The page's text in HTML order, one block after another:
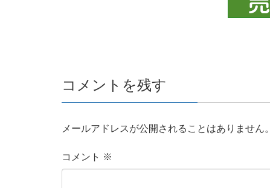
コメントを残す
メールアドレスが公開されることはありません。
コメント ※